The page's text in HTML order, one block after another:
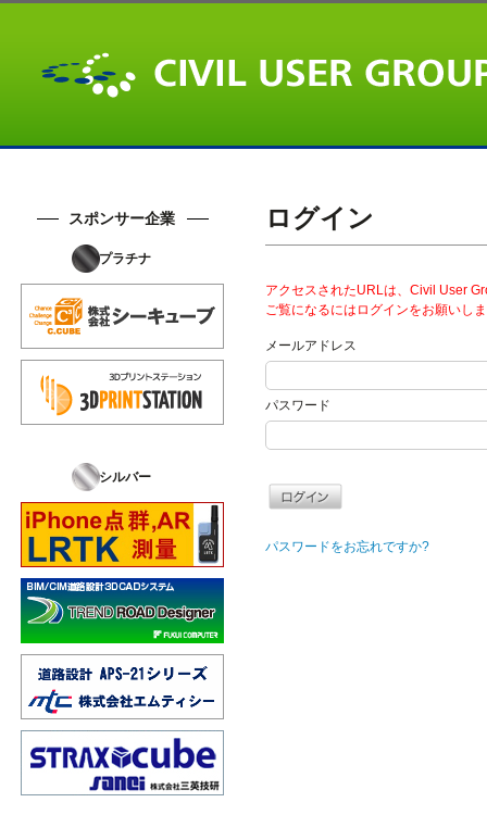
スポンサー企業
プラチナ
シルバー
ログイン
アクセスされたURLは、Civil User
ご覧になるにはログインをお願いし
メールアドレス
パスワード
パスワードをお忘れですか?